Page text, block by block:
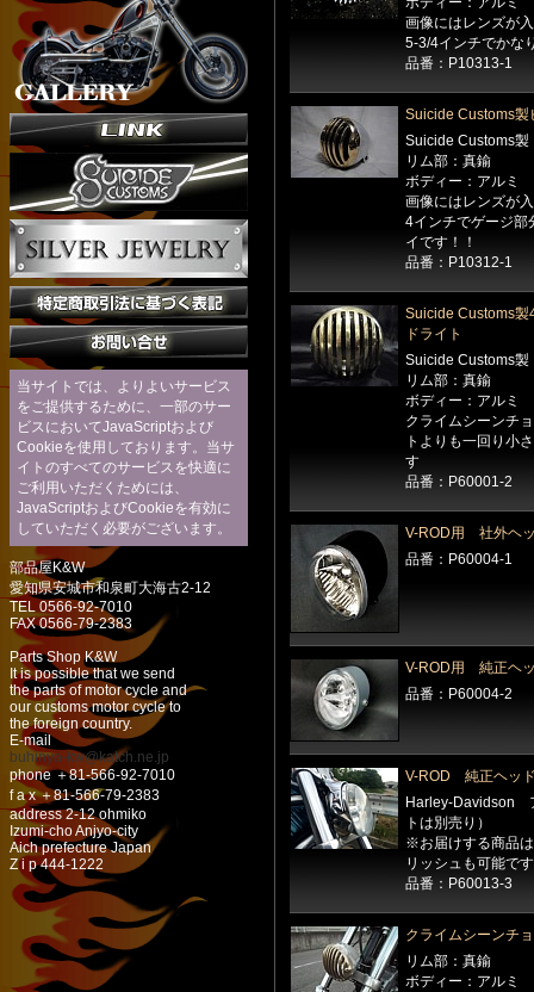
画像にはレンズが
5-3/4インチでかな
品番：P10313-1
Suicide Customs製
Suicide Customs製
リム部：真鍮
ボディー：アルミ
画像にはレンズが
4インチでゲージ部
イです！！
品番：P10312-1
Suicide Customs製
ドライト
Suicide Customs製
リム部：真鍮
ボディー：アルミ
クライムシーンチ
トよりも一回り小
す
品番：P60001-2
V-ROD用 社外ヘ
品番：P60004-1
V-ROD用 純正ヘ
品番：P60004-2
V-ROD 純正ヘッ
Harley-Davidson
トは別売り）
※お届けする商品
リッシュも可能です
品番：P60013-3
クライムシーンチ
リム部：真鍮
ボディー：アルミ
当サイトでは、よりよいサービス
をご提供するために、一部のサー
ビスにおいてJavaScriptおよび
Cookieを使用しております。当サ
イトのすべてのサービスを快適に
ご利用いただくためには、
JavaScriptおよびCookieを有効に
していただく必要がございます。
部品屋K&W
愛知県安城市和泉町大海古2-12
TEL 0566-92-7010
FAX 0566-79-2383
Parts Shop K&W
It is possible that we send
the parts of motor cycle and
our customs motor cycle to
the foreign country.
E-mail
buhinya-kw@katch.ne.jp
phone ＋81-566-92-7010
f a x ＋81-566-79-2383
address 2-12 ohmiko
Izumi-cho Anjyo-city
Aich prefecture Japan
Z i p 444-1222